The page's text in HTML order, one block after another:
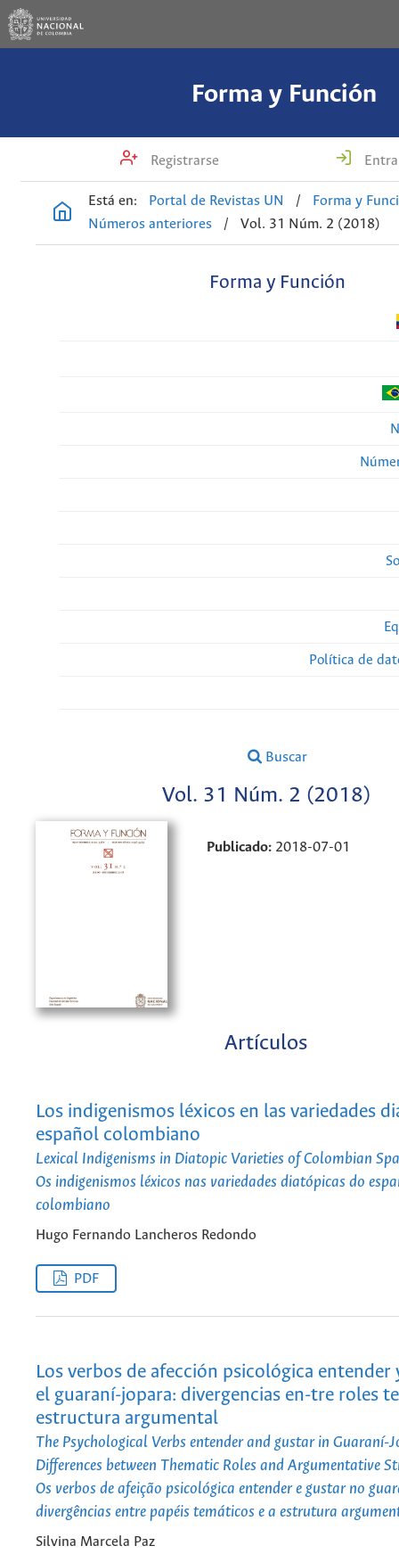
Forma y Función
Registrarse
Está en: Portal de Revistas UN /
Forma y
Números anteriores
/ Vol. 31 Núm. 2 (2018)
Forma y Función
Política de
Buscar
Vol. 31 Núm. 2 (2018)
Publicado: 2018-07-01
Artículos
Los indigenismos léxicos en las variedades
español colombiano
Lexical Indigenisms in Diatopic Varieties of Colombian
Os indigenismos léxicos nas variedades diatópicas do
colombiano
Hugo Fernando Lancheros Redondo
PDF
Los verbos de afección psicológica entender
el guaraní-jopara: divergencias en-tre roles
estructura argumental
The Psychological Verbs entender and gustar in Guaraní-
Differences between Thematic Roles and Argumentative
Os verbos de afeição psicológica entender e gustar no
divergências entre papéis temáticos e a estrutura
Silvina Marcela Paz